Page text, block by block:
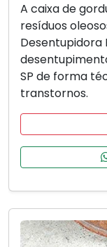
A caixa de
resíduos
Desentupidora
SP de forma
transtornos.